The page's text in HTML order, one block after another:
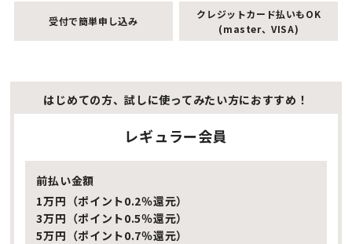
受付で簡単申し込み
クレジットカード払いもOK
(master、VISA)
はじめての方、試しに使ってみたい方におすすめ！
レギュラー会員
前払い金額
1万円（ポイント0.2％還元）
3万円（ポイント0.5％還元）
5万円（ポイント0.7％還元）